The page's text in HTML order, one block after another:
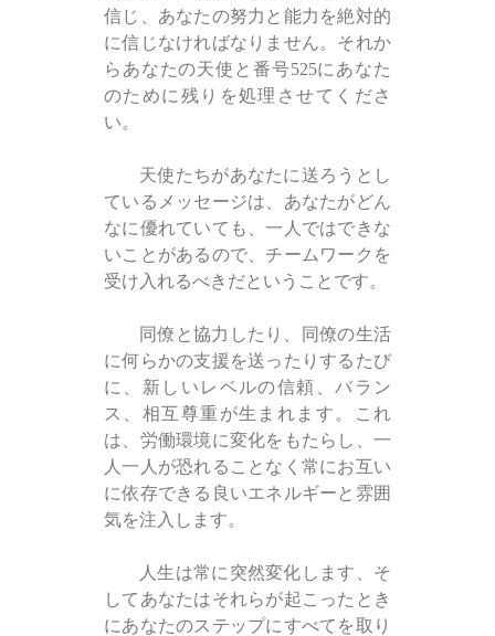
信じ、あなたの努力と能力を絶対的
に信じなければなりません。それか
らあなたの天使と番号525にあなた
のために残りを処理させてくださ
い。
天使たちがあなたに送ろうとし
ているメッセージは、あなたがどん
なに優れていても、一人ではできな
いことがあるので、チームワークを
受け入れるべきだということです。
同僚と協力したり、同僚の生活
に何らかの支援を送ったりするたび
に、新しいレベルの信頼、バラン
ス、相互尊重が生まれます。これ
は、労働環境に変化をもたらし、一
人一人が恐れることなく常にお互い
に依存できる良いエネルギーと雰囲
気を注入します。
人生は常に突然変化します、そ
してあなたはそれらが起こったとき
にあなたのステップにすべてを取り